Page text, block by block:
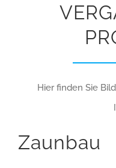
Hier finden Sie
Zaunbau